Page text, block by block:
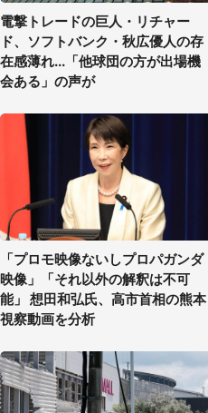
電撃トレードの巨人・リチャー
ド、ソフトバンク・秋広優人の存
在感薄れ...「他球団の方が出場機
会ある」の声が
「プロモ映像ないしプロパガンダ
映像」「それ以外の解釈は不可
能」 想田和弘氏、高市首相の熊本
視察動画を分析